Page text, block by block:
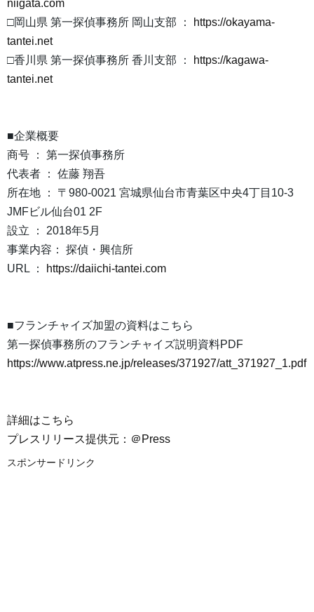
niigata.com
□岡山県 第一探偵事務所 岡山支部 ：
https://okayama-
tantei.net
□香川県 第一探偵事務所 香川支部 ：
https://kagawa-
tantei.net
■企業概要
商号 ： 第一探偵事務所
代表者 ： 佐藤 翔吾
所在地 ： 〒980-0021 宮城県仙台市青葉区中央4丁目10-3
JMFビル仙台01 2F
設立 ： 2018年5月
事業内容： 探偵・興信所
URL ：
https://daiichi-tantei.com
■フランチャイズ加盟の資料はこちら
第一探偵事務所のフランチャイズ説明資料PDF
https://www.atpress.ne.jp/releases/371927/att_371927_1.pdf
詳細はこちら
プレスリリース提供元：＠Press
スポンサードリンク